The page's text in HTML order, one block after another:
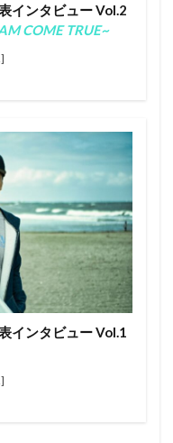
インタビュー Vol.2
COME TRUE~
インタビュー Vol.1
・ライト
ン
ミヤ
バロンマミヤ
ビッグウェーブ
ーワイヤー
トレド
フィンレス
ス・ヤング
プロ
ノルアブロムフィールド
ス